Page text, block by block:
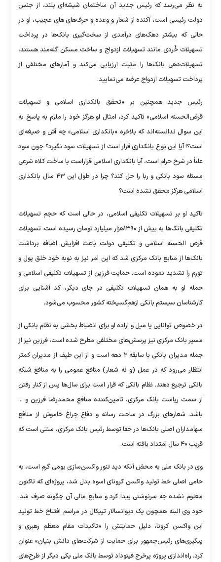
به نظر می‌رسد که رئیس جدید آن ساختمان شیشه‌ای بلند، از جنس
دولت رئیسی است، آکنده از شعار و وعده و حرف‌های های عجیب، او در
حالی که بیشتر دهک‌های درآمدی از سخت‌گیری بانک‌ها در پرداخت
تسهیلات خٌردی مانند تسهیلات ازدواج و ساخت مسکن گله‌مند هستند،
تسهیلات‌دهی بانک‌ها را مثبت ارزیابی می‌کند و آمار‌های مختلفی از
پرداخت تسهیلات ازدواج عرضه می‌نمایید.
رئیس جدید همچنین بر «تحقق بانکداری اسلامی و تسهیلات
قرض‌الحسنه اسلامی» تاکید کرد، امثال او هرگز خود را ملزم به پاسخ به
این سوال ندانسته‌اند که بلاخره «بانکداری اسلامی» چه آش و صیغه‌ای
است؟! آیا این نوع بانکداری قرار است از تسهیلات سود نگیرد؟ چون سود
علناً در شرح حرام است، آیا بانکداری اسلامی قراراست با ساخت کلاه شرعی
مسئله سود بانکی و ربا را حل کند؟ چرا در طول این ۴۳ سال بانکداری
اسلامی هرگز محقق نشده است؟
تاکید او بر تسهیلات تکلیفی اسلامی، در حالی است که حجم تسهیلات
تکلیفی بانک‌ها به بیش از ۱۳۹۰هزار میلیارد تومان رسیده است. تسهیلات
قرض الحسنه اسلامی و تکلیفی دولت باعث افزایش اضافه برداشت
بانک‌ها از منابع بانک مرکزی شد که این امر نیز به نوبه خود خلق پول و
تورم را تشدید نموده است. حمایت فرزین از تسهیلات تکلیفی اسلامی و
حمله او به همان تسهیلات تکلیفی در جای دیگر، کد آشنایی برای
کارشناسان سیستم بانکی ازهم‌گسیخته کشور محسوب می‌شود.
در خصوص توانایی یا میل و اراده او برای انضباط بخشی به نظام بانکی از
مسیر بانک مرکزی نیز پرسش‌های مختلفی مطرح شده است، فرزین نیز از
جمله مدیران بانکی با سابقه ۲ دهه است و از این طیف از مدیران کمتر
انتظار می‌رود که در عمل (و نه شعار) منافع عمومی را به منافع شبکه
بانکی ترجیع دهند. نظام بانکی که قرار است برای سال‌ها پس از کنار رفتن
از سمت ریاست بانک مرکزی، تامین‌کننده منافع محمدرضا فرزین و ...
باشد. شعار‌های بزرگ در ساحت رسانه و دفاع چراغ خاموش از منافع
سهامداران اصلی بانک‌ها در خفا توسط رئیس بانک مرکزی، سنتی است که
قریب ۴۰ سال امتداد یافته است.
وی در بانک ملی به محض آنکه دید تنور واکسن‌سازی بومی گرم است، به
حامی اصلی خط تولید واکسن کرونای اسوه بدل شد، پروژه‌ای که تاکنون
معلوم نشده چه سرنوشتی پیدا کرد و منابع مالی آن چگونه صرف شد.
خود وی البته همچون یک دیوانسالار تیپکال در مراسم افتتاح خط تولید
این واکسن کرونا، دلیل حمایتش را «تاکیدات مقام معظم رهبری و
پیگیری‌های رئیس‌جمهور برای حمایت از شرکت‌های دانش بنیان» عنوان
کرد. راه‌اندازی پروژه پرخرج فینوداد توسط بانک ملی یکی دیگر از طرح‌های